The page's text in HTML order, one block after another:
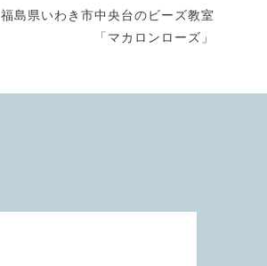
福島県いわき市中央台のビーズ教室
「マカロンローズ」